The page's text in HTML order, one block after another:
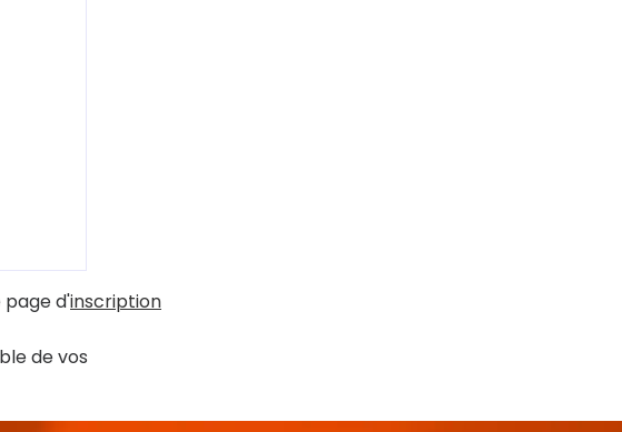
page d'inscription
de vos